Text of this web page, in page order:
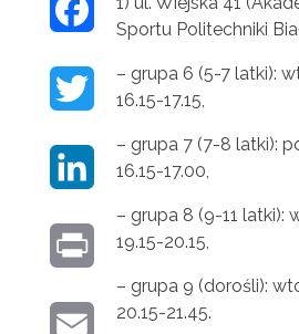
B
O
T
E
Sportu Politechniki
– grupa 6 (5-7 latki):
16.15-17.15,
– grupa 7 (7-8 latki):
16.15-17.00,
– grupa 8 (9-11 latki):
19.15-20.15,
– grupa 9 (dorośli):
20.15-21.45.